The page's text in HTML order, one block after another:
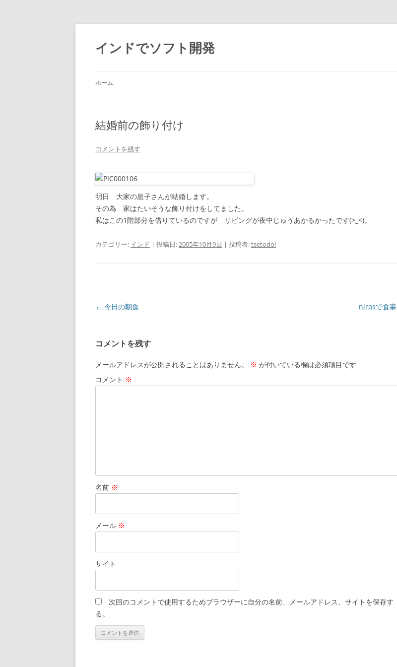
インドでソフト開発
ホーム
結婚前の飾り付け
コメントを残す
明日 大家の息子さんが結婚します。
その為 家はたいそうな飾り付けをしてました。
私はこの1階部分を借りているのですが リビングが夜中じゅうあかるかったです(>_<)。
カテゴリー: インド | 投稿日:2005年10月9日 | 投稿者:tsetodoi
投
ビ
ゲ
ー
シ
← 今日の朝食 nirosで食事
コメントを残す
メールアドレスが公開されることはありません。 ※ が付いている欄は必須項目です
コメント ※
名前 ※
メール ※
サイト
次回のコメントで使用するためブラウザーに自分の名前、メールアドレス、サイトを保存す
る。